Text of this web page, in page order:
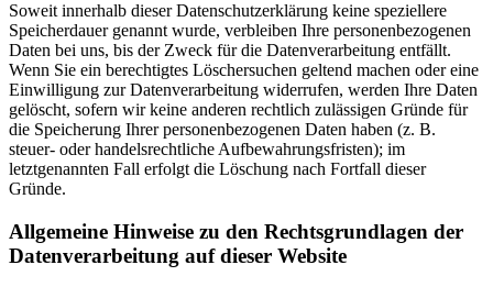
Soweit innerhalb dieser Datenschutzerklärung keine speziellere
Speicherdauer genannt wurde, verbleiben Ihre personenbezogenen
Daten bei uns, bis der Zweck für die Datenverarbeitung entfällt.
Wenn Sie ein berechtigtes Löschersuchen geltend machen oder eine
Einwilligung zur Datenverarbeitung widerrufen, werden Ihre Daten
gelöscht, sofern wir keine anderen rechtlich zulässigen Gründe für
die Speicherung Ihrer personenbezogenen Daten haben (z. B.
steuer- oder handelsrechtliche Aufbewahrungsfristen); im
letztgenannten Fall erfolgt die Löschung nach Fortfall dieser
Gründe.
Allgemeine Hinweise zu den Rechtsgrundlagen der
Datenverarbeitung auf dieser Website